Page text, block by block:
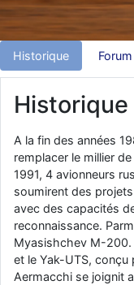
d9pouces : Joyeux
comme le Prytanée
scientifique, tu as donc
passionnée par
le lycée pour s'orienter
d9pouces : lesquels,
mahmoud: bonsoir,
les photo des anciens
d9pouces: Ça me
jericho: Pour moi tout
Historique Forum
Historique
A la fin des années
remplacer le millier
1991, 4 avionneurs
soumirent des
avec des capacités
reconnaissance.
Myasishchev M-200.
et le Yak-UTS,
Aermacchi se joignit